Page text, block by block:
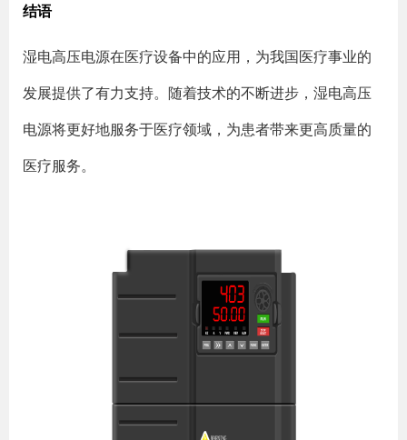
结语
湿电高压电源在医疗设备中的应用，为我国医疗事业的
发展提供了有力支持。随着技术的不断进步，湿电高压
电源将更好地服务于医疗领域，为患者带来更高质量的
医疗服务。